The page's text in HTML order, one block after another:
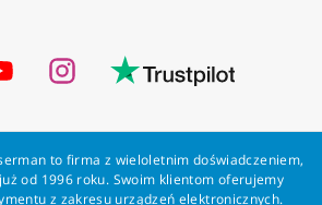
to firma z wieloletnim doświadczeniem,
od 1996 roku. Swoim klientom oferujemy
z zakresu urządzeń elektronicznych.